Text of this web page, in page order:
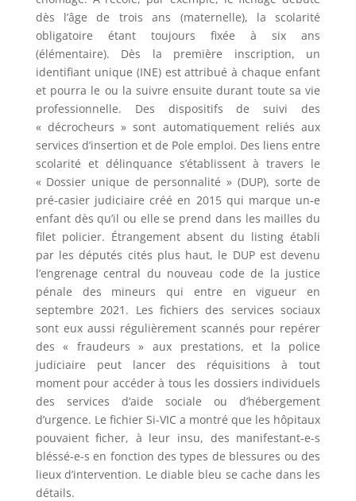
dès l’âge de trois ans (maternelle), la scolarité
obligatoire étant toujours fixée à six ans
(élémentaire). Dès la première inscription, un
identifiant unique (INE) est attribué à chaque enfant
et pourra le ou la suivre ensuite durant toute sa vie
professionnelle. Des dispositifs de suivi des
« décrocheurs » sont automatiquement reliés aux
services d’insertion et de Pole emploi. Des liens entre
scolarité et délinquance s’établissent à travers le
« Dossier unique de personnalité » (DUP), sorte de
pré-casier judiciaire créé en 2015 qui marque un-e
enfant dès qu’il ou elle se prend dans les mailles du
filet policier. Étrangement absent du listing établi
par les députés cités plus haut, le DUP est devenu
l’engrenage central du nouveau code de la justice
pénale des mineurs qui entre en vigueur en
septembre 2021. Les fichiers des services sociaux
sont eux aussi régulièrement scannés pour repérer
des « fraudeurs » aux prestations, et la police
judiciaire peut lancer des réquisitions à tout
moment pour accéder à tous les dossiers individuels
des services d’aide sociale ou d’hébergement
d’urgence. Le fichier Si-VIC a montré que les hôpitaux
pouvaient ficher, à leur insu, des manifestant-e-s
bléssé-e-s en fonction des types de blessures ou des
lieux d’intervention. Le diable bleu se cache dans les
détails.